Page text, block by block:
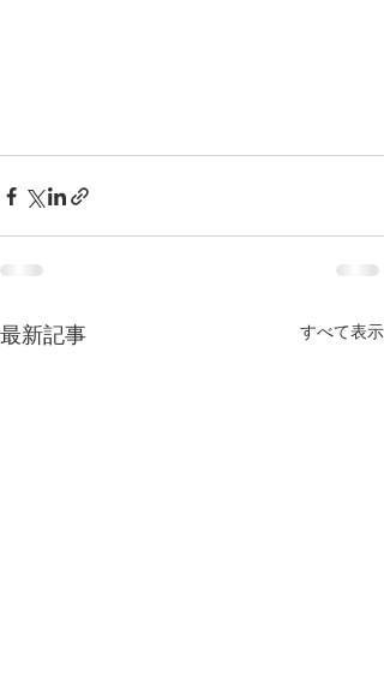
最新記事 すべて表示